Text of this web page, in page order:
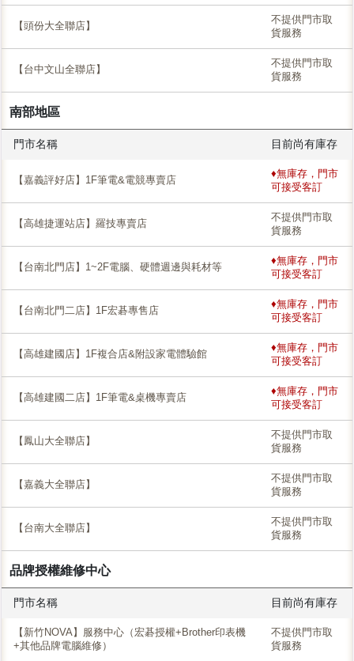
【頭份大全聯店】
不提供門市取
貨服務
【台中文山全聯店】
不提供門市取
貨服務
南部地區
門市名稱 目前尚有庫存
【嘉義評好店】1F筆電&電競專賣店
♦無庫存，門市
可接受客訂
【高雄捷運站店】羅技專賣店
不提供門市取
貨服務
【台南北門店】1~2F電腦、硬體週邊與耗材等
♦無庫存，門市
可接受客訂
【台南北門二店】1F宏碁專售店
♦無庫存，門市
可接受客訂
【高雄建國店】1F複合店&附設家電體驗館
♦無庫存，門市
可接受客訂
【高雄建國二店】1F筆電&桌機專賣店
♦無庫存，門市
可接受客訂
【鳳山大全聯店】
不提供門市取
貨服務
【嘉義大全聯店】
不提供門市取
貨服務
【台南大全聯店】
不提供門市取
貨服務
品牌授權維修中心
門市名稱 目前尚有庫存
【新竹NOVA】服務中心（宏碁授權+Brother印表機
+其他品牌電腦維修）
不提供門市取
貨服務